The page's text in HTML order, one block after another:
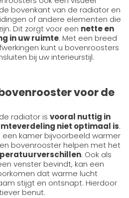
bovenkant van de radiator en
of andere elementen die
Dit zorgt voor een nette en
in uw ruimte. Met een breed
kunt u bovenroosters
bij uw interieurstijl.
voor de
radiator is vooral nuttig in
niet optimaal is.
kamer bijvoorbeeld warmer
bovenrooster helpen met het
. Ook als
venster bevindt, kan een
dat warme lucht
stijgt en ontsnapt. Hierdoor
benut.